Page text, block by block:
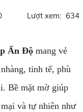
Lượt xem: 634
Ấn Độmang vẻ
tinh tế, phù
Bề mặt mờ giúp
và tự nhiên như